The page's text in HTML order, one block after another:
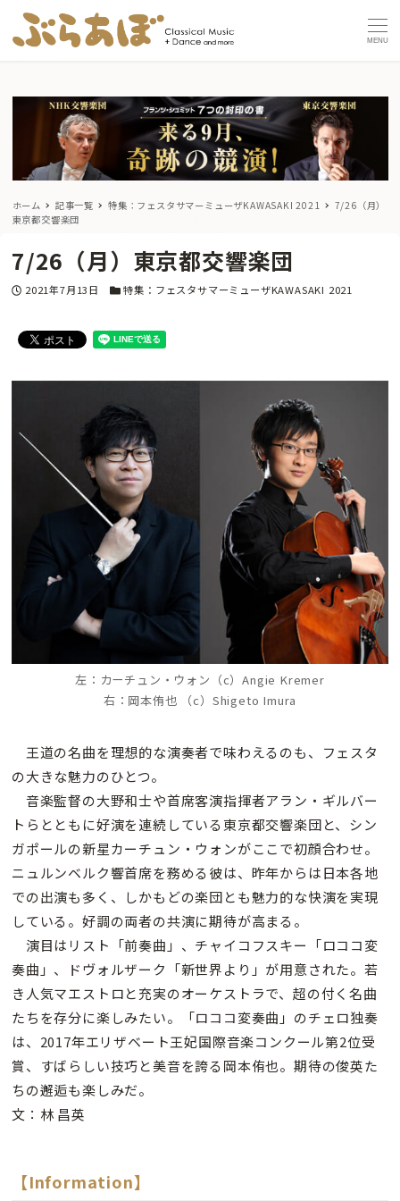
MENU
ホーム 記事一覧 特集：フェスタサマーミューザKAWASAKI 2021
7/26（月）
東京都交響楽団
7/26（月）東京都交響楽団
投稿日
2021年7月13日 カテゴリー
特集：フェスタサマーミューザKAWASAKI 2021
左：カーチュン・ウォン（c）Angie Kremer
右：岡本侑也 （c）Shigeto Imura
王道の名曲を理想的な演奏者で味わえるのも、フェスタ
の大きな魅力のひとつ。
音楽監督の大野和士や首席客演指揮者アラン・ギルバー
トらとともに好演を連続している東京都交響楽団と、シン
ガポールの新星カーチュン・ウォンがここで初顔合わせ。
ニュルンベルク響首席を務める彼は、昨年からは日本各地
での出演も多く、しかもどの楽団とも魅力的な快演を実現
している。好調の両者の共演に期待が高まる。
演目はリスト「前奏曲」、チャイコフスキー「ロココ変
奏曲」、ドヴォルザーク「新世界より」が用意された。若
き人気マエストロと充実のオーケストラで、超の付く名曲
たちを存分に楽しみたい。「ロココ変奏曲」のチェロ独奏
は、2017年エリザベート王妃国際音楽コンクール第2位受
賞、すばらしい技巧と美音を誇る岡本侑也。期待の俊英た
ちの邂逅も楽しみだ。
文：林 昌英
【Information】